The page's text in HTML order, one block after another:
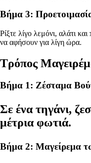
Βήμα 3:
Ρίξτε λίγο λεμόνι, αλάτι
να αφήσουν για λίγη ώρα.
Τρόπος
Βήμα 1: Ζέσταμα
Σε ένα τηγάνι,
μέτρια φωτιά.
Βήμα 2: Μαγείρεμα